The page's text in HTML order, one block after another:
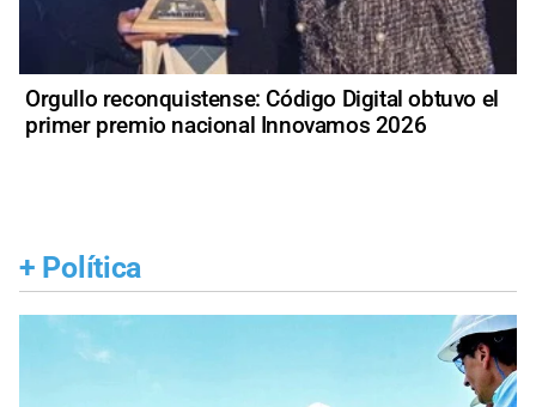
Orgullo reconquistense: Código Digital obtuvo el
primer premio nacional Innovamos 2026
+ Política